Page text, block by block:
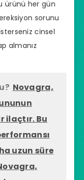
ürünü her gün
sorunu
cinsel
almanız
Novagra,
ilaçtır. Bu
uzun süre